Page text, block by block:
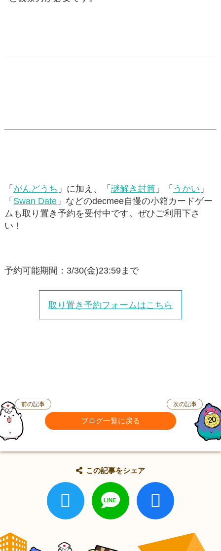
「 がんどうち 」に加え、「謎解き封筒 」「 うかい 」
「 Swan Date 」などのdecmee自慢の小箱カードゲー
ムも取り置き予約を受付中です。ぜひご利用下さ
い！
予約可能期間：3/30(金)23:59まで
取り置き予約フォームはこちら
前の記事
ブログ一覧に戻る
次の記事
この記事をシェア